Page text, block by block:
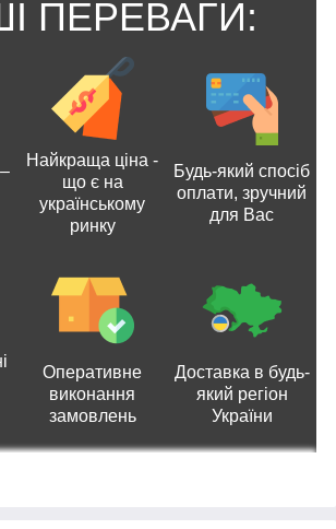
ПЕРЕВАГИ:
Найкраща ціна -
що є на
українському
ринку
Будь-який спосіб
оплати, зручний
для Вас
Оперативне
виконання
замовлень
Доставка в будь-
який регіон
України